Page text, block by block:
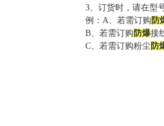
3、订货时，请在型
例： A、若需订购 防
B、若需订购 防爆接
C、若需订购粉尘 防